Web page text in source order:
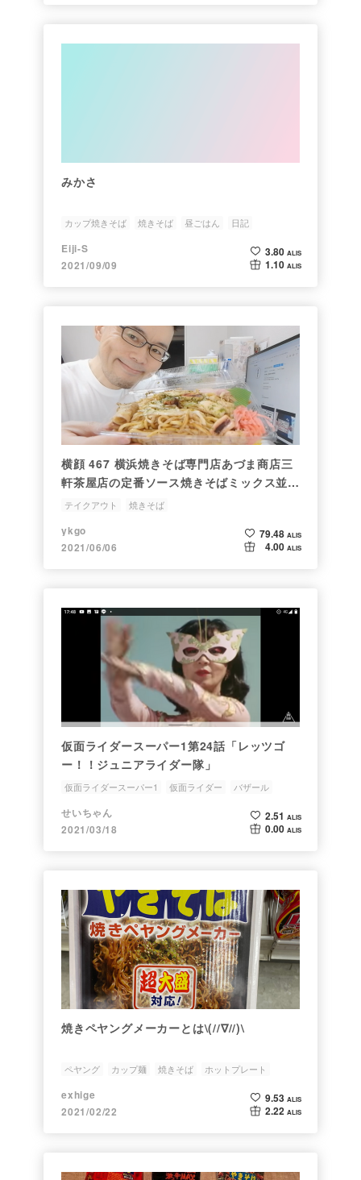
みかさ
カップ焼きそば 焼きそば 昼ごはん 日記
Eiji-S
2021/09/09
3.80 ALIS
1.10 ALIS
横顔 467 横浜焼きそば専門店あづま商店三
軒茶屋店の定番ソース焼きそばミックス並盛
をテイクアウトして食べてみた
テイクアウト 焼きそば
ykgo
2021/06/06
79.48 ALIS
4.00 ALIS
仮面ライダースーパー1第24話「レッツゴ
ー！！ジュニアライダー隊」
仮面ライダースーパー1 仮面ライダー
バザール
お好み焼き
せいちゃん
2021/03/18
2.51 ALIS
0.00 ALIS
焼きペヤングメーカーとは\(//∇//)\
ペヤング カップ麺 焼きそば ホットプレート
exhige
2021/02/22
9.53 ALIS
2.22 ALIS